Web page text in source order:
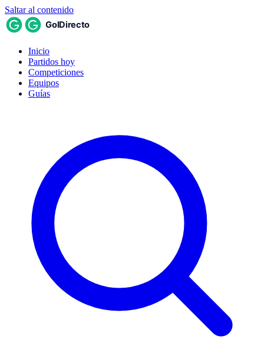
Saltar al contenido
Inicio
Partidos hoy
Competiciones
Equipos
Guías